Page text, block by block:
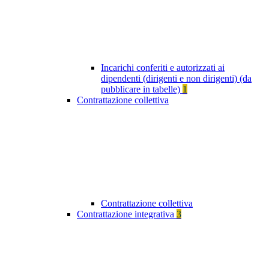
Incarichi conferiti e autorizzati ai
dipendenti (dirigenti e non dirigenti) (da
pubblicare in tabelle) 1
Contrattazione collettiva
Contrattazione collettiva
Contrattazione integrativa 3